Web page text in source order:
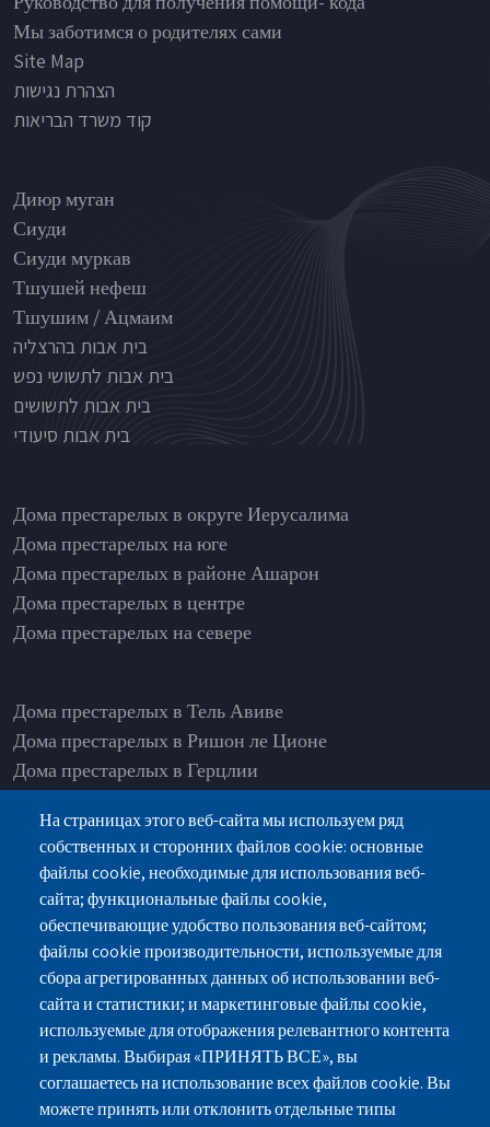
Мы заботимся о родителях сами
Site Map
הצהרת נגישות
קוד משרד הבריאות
Nursinghouse type
Диюр муган
Сиуди
Сиуди муркав
Тшушей нефеш
Тшушим / Ацмаим
בית אבות בהרצליה
בית אבות לתשושי נפש
בית אבות לתשושים
בית אבות סיעודי
בתי אבות לפי אזורים
Дома престарелых в округе Иерусалима
Дома престарелых на юге
Дома престарелых в районе Ашарон
Дома престарелых в центре
Дома престарелых на севере
Дома престарелых в Тель Авиве
Дома престарелых в Ришон ле Ционе
Дома престарелых в Герцлии
Дома престарелых в Рамат Ашарон
Дома престарелых в Од а-Шарон
Дома престарелых в Петах-Тикве
Дома престарелых в Раанане
Дома престарелых в Хадере
г.Нетания, ул.Пинхас Лавон 18, здание-Лев
Ясмин, Этаж 2
На страницах этого веб-сайта мы используем ряд
собственных и сторонних файлов cookie: основные
файлы cookie, необходимые для использования веб-
сайта; функциональные файлы cookie,
обеспечивающие удобство пользования веб-сайтом;
файлы cookie производительности, используемые для
сбора агрегированных данных об использовании веб-
сайта и статистики; и маркетинговые файлы cookie,
используемые для отображения релевантного контента
и рекламы. Выбирая «ПРИНЯТЬ ВСЕ», вы
соглашаетесь на использование всех файлов cookie. Вы
можете принять или отклонить отдельные типы